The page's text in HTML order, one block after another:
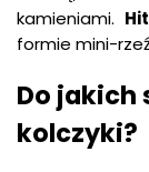
kamieniami.
formie mini-
Do jakich
kolczyki?